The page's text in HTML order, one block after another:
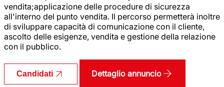
vendita;applicazione delle procedure di sicurezza
all'interno del punto vendita. Il percorso permetterà inoltre
di sviluppare capacità di comunicazione con il cliente,
ascolto delle esigenze, vendita e gestione della relazione
con il pubblico.
Candidati Dettaglio annuncio